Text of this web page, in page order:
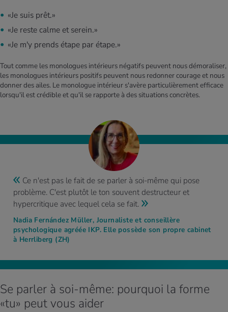
«Je suis prêt.»
«Je reste calme et serein.»
«Je m'y prends étape par étape.»
Tout comme les monologues intérieurs négatifs peuvent nous démoraliser,
les monologues intérieurs positifs peuvent nous redonner courage et nous
donner des ailes. Le monologue intérieur s'avère particulièrement efficace
lorsqu'il est crédible et qu'il se rapporte à des situations concrètes.
Ce n'est pas le fait de se parler à soi-même qui pose
problème. C'est plutôt le ton souvent destructeur et
hypercritique avec lequel cela se fait.
Nadia Fernández Müller, Journaliste et conseillère
psychologique agréée IKP. Elle possède son propre cabinet
à Herrliberg (ZH)
Se parler à soi-même: pourquoi la forme
«tu» peut vous aider